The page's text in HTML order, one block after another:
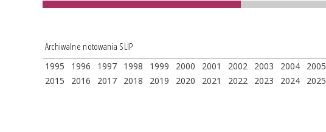
Archiwalne notowania SLIP
1995 1996 1997 1998 1999 2000 2001 2002 2003 2004 2005
2015
2016 2017 2018 2019 2020 2021 2022 2023 2024 2025